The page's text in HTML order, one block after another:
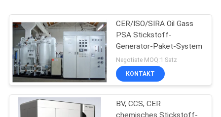
CER/ISO/SIRA Oil Gass
PSA Stickstoff-
Generator-Paket-System
Negotiate MOQ:1 Satz
KONTAKT
BV, CCS, CER
chemisches Stickstoff-